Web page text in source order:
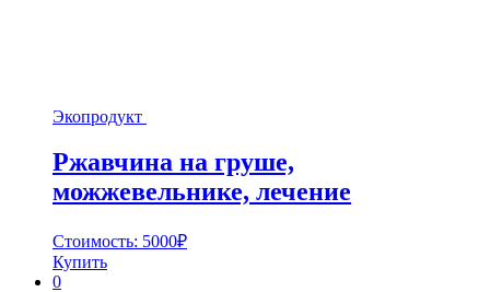
Экопродукт
Ржавчина на груше,
можжевельнике, лечение
Стоимость: 5000₽
Купить
0